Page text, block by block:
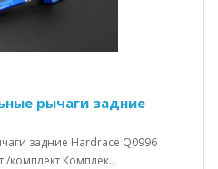
рычаги задние
задние Hardrace Q0996
Комплек..